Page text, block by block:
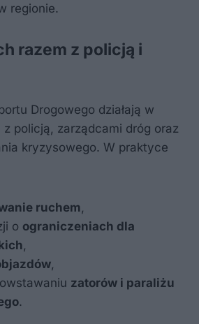
regionie.
razem z policją i
Drogowego działają w
z policją, zarządcami dróg oraz
kryzysowego. W praktyce
ruchem
o ograniczeniach dla
zatorów i paraliżu
.